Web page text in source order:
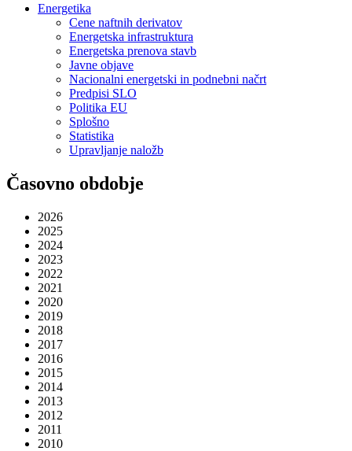
Energetika
Cene naftnih derivatov
Energetska infrastruktura
Energetska prenova stavb
Javne objave
Nacionalni energetski in podnebni načrt
Predpisi SLO
Politika EU
Splošno
Statistika
Upravljanje naložb
Časovno obdobje
2026
2025
2024
2023
2022
2021
2020
2019
2018
2017
2016
2015
2014
2013
2012
2011
2010